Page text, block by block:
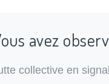
avez
collective en